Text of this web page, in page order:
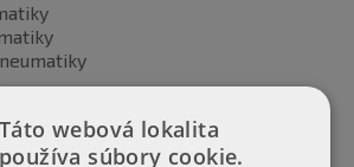
automobily
Táto webová lokalita
používa súbory cookie.